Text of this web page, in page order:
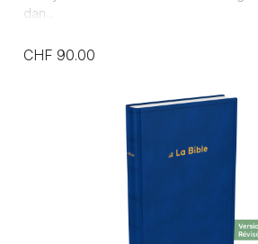
dan...
CHF 90.00